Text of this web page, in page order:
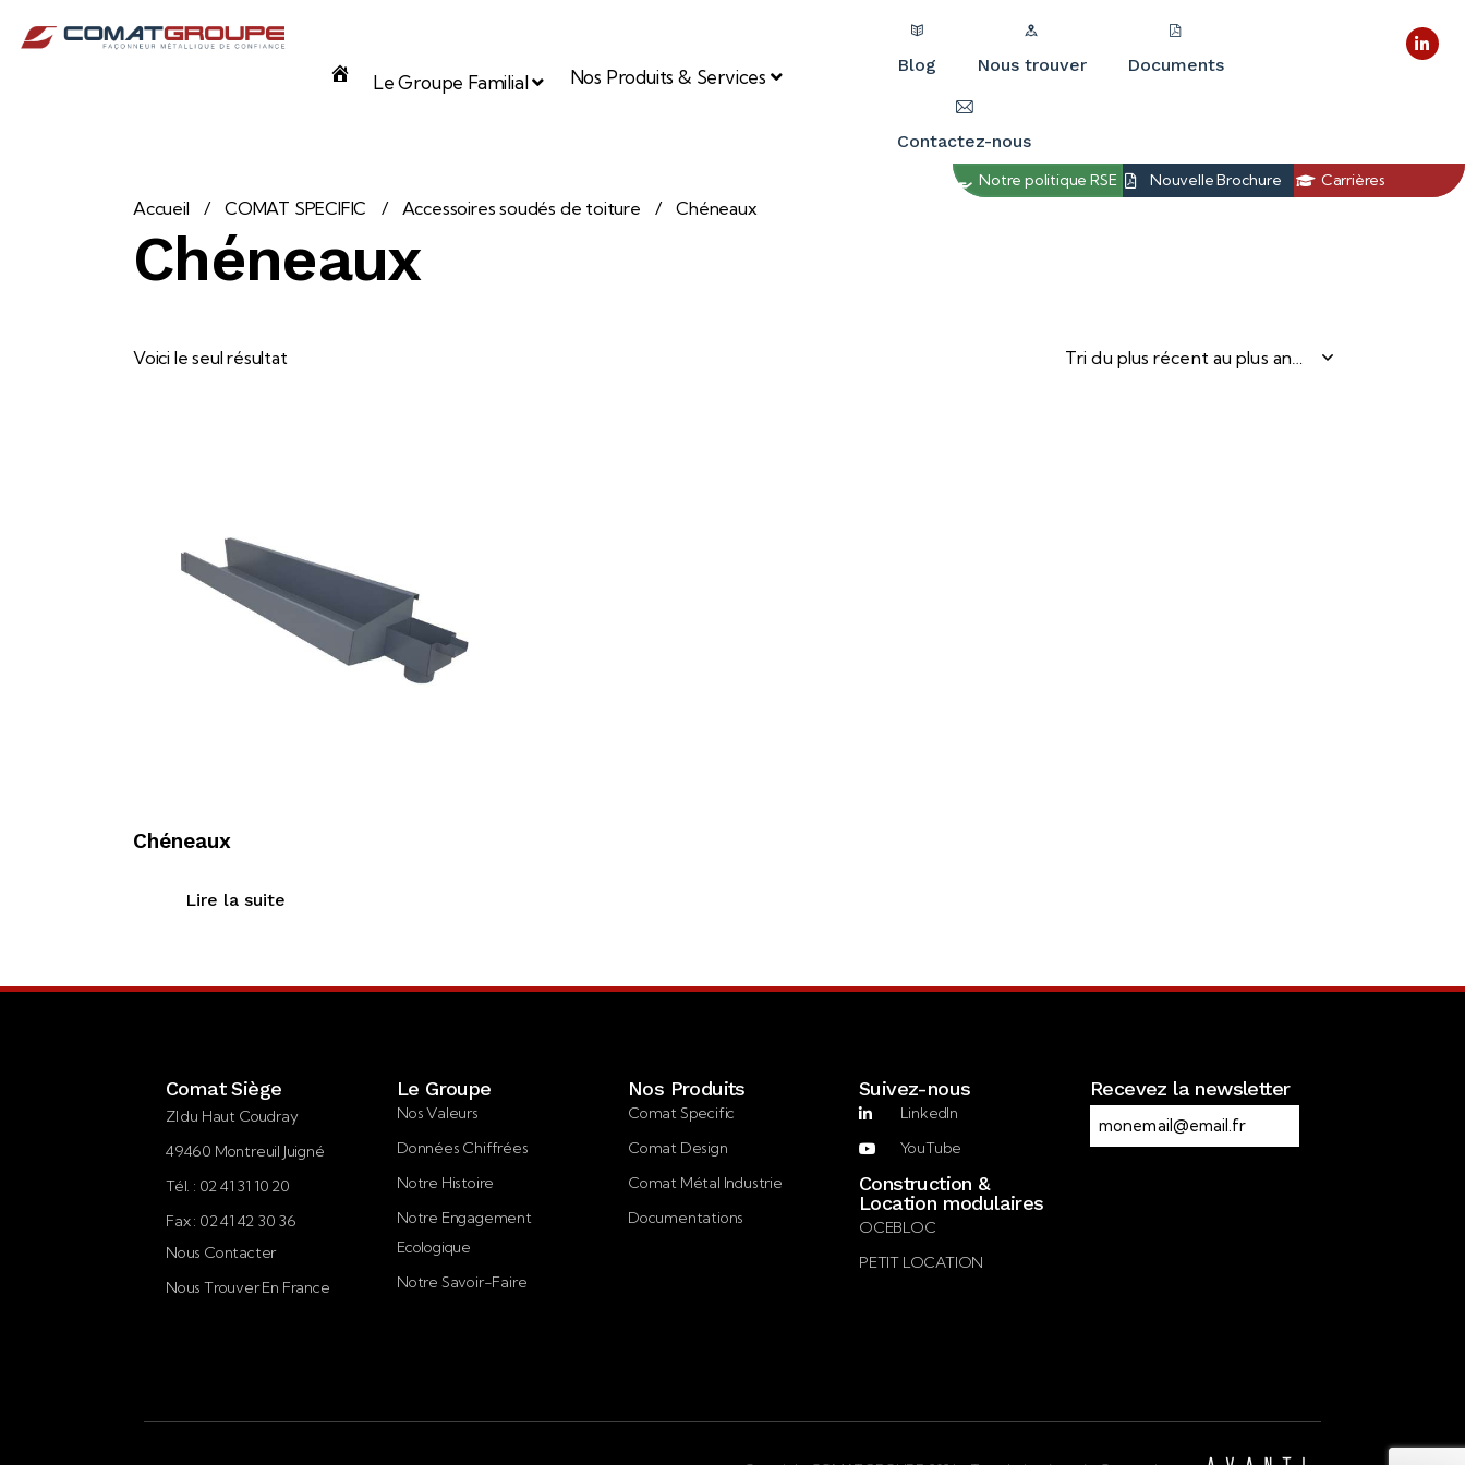
Accueil
Le Groupe Familial Nos Produits & Services Blog Nous trouver Documents
Contactez-nous
Notre politique RSE Nouvelle Brochure Carrières
Accueil COMAT SPECIFIC Accessoires soudés de toiture Chéneaux
Chéneaux
Voici le seul résultat
Chéneaux
Lire la suite
Comat Siège
ZI du Haut Coudray
49460 Montreuil Juigné
Tél. : 02 41 31 10 20
Fax : 02 41 42 30 36
Nous Contacter
Nous Trouver En France
Le Groupe
Nos Valeurs
Données Chiffrées
Notre Histoire
Notre Engagement
Ecologique
Notre Savoir-Faire
Nos Produits
Comat Specific
Comat Design
Comat Métal Industrie
Documentations
Suivez-nous
LinkedIn
YouTube
Construction &
Location modulaires
OCEBLOC
PETIT LOCATION
Recevez la newsletter
E-
mail
RGPD